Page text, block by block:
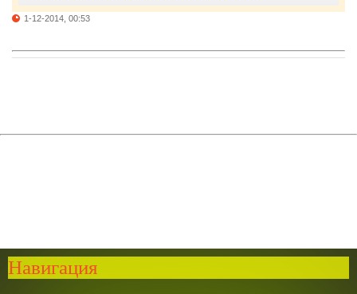
1-12-2014, 00:53
Навигация